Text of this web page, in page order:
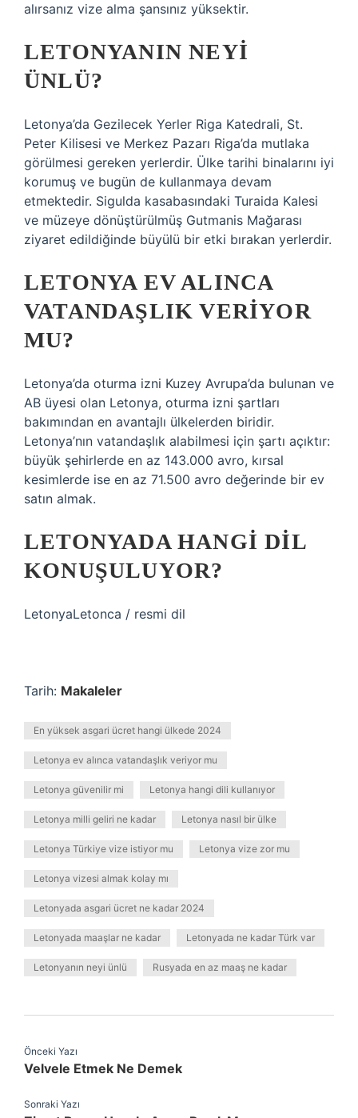
alırsanız vize alma şansınız yüksektir.
LETONYANIN NEYI
ÜNLÜ?
Letonya’da Gezilecek Yerler Riga Katedrali, St.
Peter Kilisesi ve Merkez Pazarı Riga’da mutlaka
görülmesi gereken yerlerdir. Ülke tarihi binalarını iyi
korumuş ve bugün de kullanmaya devam
etmektedir. Sigulda kasabasındaki Turaida Kalesi
ve müzeye dönüştürülmüş Gutmanis Mağarası
ziyaret edildiğinde büyülü bir etki bırakan yerlerdir.
LETONYA EV ALINCA
VATANDAŞLIK VERIYOR
MU?
Letonya’da oturma izni Kuzey Avrupa’da bulunan ve
AB üyesi olan Letonya, oturma izni şartları
bakımından en avantajlı ülkelerden biridir.
Letonya’nın vatandaşlık alabilmesi için şartı açıktır:
büyük şehirlerde en az 143.000 avro, kırsal
kesimlerde ise en az 71.500 avro değerinde bir ev
satın almak.
LETONYADA HANGI DIL
KONUŞULUYOR?
LetonyaLetonca / resmi dil
Tarih: Makaleler
En yüksek asgari ücret hangi ülkede 2024
Letonya ev alınca vatandaşlık veriyor mu
Letonya güvenilir mi Letonya hangi dili kullanıyor
Letonya milli geliri ne kadar Letonya nasıl bir ülke
Letonya Türkiye vize istiyor mu Letonya vize zor mu
Letonya vizesi almak kolay mı
Letonyada asgari ücret ne kadar 2024
Letonyada maaşlar ne kadar Letonyada ne kadar Türk var
Letonyanın neyi ünlü Rusyada en az maaş ne kadar
Önceki Yazı
Velvele Etmek Ne Demek
Sonraki Yazı